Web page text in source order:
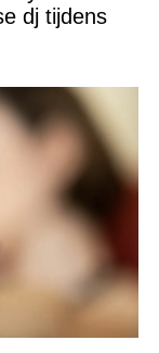
dj tijdens